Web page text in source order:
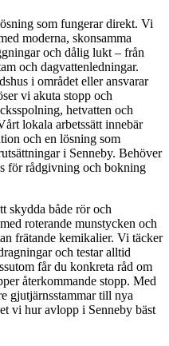
som fungerar direkt. Vi
moderna, skonsamma
och dålig lukt – från
och dagvattenledningar.
i området eller ansvarar
vi akuta stopp och
hetvatten och
lokala arbetssätt innebär
och en lösning som
i Senneby. Behöver
för rådgivning och bokning
skydda både rör och
roterande munstycken och
frätande kemikalier. Vi täcker
och testar alltid
får du konkreta råd om
återkommande stopp. Med
gjutjärnsstammar till nya
vi hur avlopp i Senneby bäst